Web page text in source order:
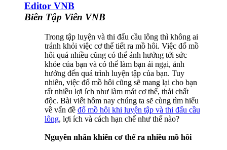
Editor VNB
Biên Tập Viên VNB
Trong tập luyện và thi đấu cầu lông thì không ai
tránh khỏi việc cơ thể tiết ra mồ hôi. Việc đổ mồ
hôi quá nhiều cũng có thể ảnh hưởng tới sức
khỏe của bạn và có thể làm bạn ái ngại, ảnh
hưởng đến quá trình luyện tập của bạn. Tuy
nhiên, việc đổ mồ hôi cũng sẽ mang lại cho bạn
rất nhiều lợi ích như làm mát cơ thể, thải chất
độc. Bài viết hôm nay chúng ta sẽ cùng tìm hiểu
về vấn đề đổ mồ hôi khi luyện tập và thi đấu cầu
lông, lợi ích và cách hạn chế như thế nào?
Nguyên nhân khiến cơ thể ra nhiều mồ hôi